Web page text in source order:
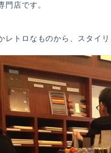
門店です。
レトロなものから、スタイ